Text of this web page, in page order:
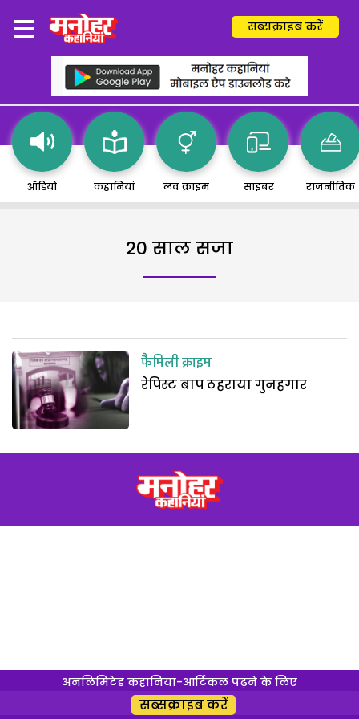
सब्सक्राइब करें
ऑडियो कहानियां लव क्राइम साइबर राजनीतिक
20 साल सजा
फैमिली क्राइम
रेपिस्ट बाप ठहराया गुनहगार
अनलिमिटेड कहानियां-आर्टिकल पढ़ने के लिए
सब्सक्राइब करें